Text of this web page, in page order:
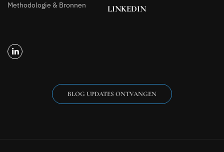
Methodologie & Bronnen
LINKEDIN
BLOG UPDATES ONTVANGEN